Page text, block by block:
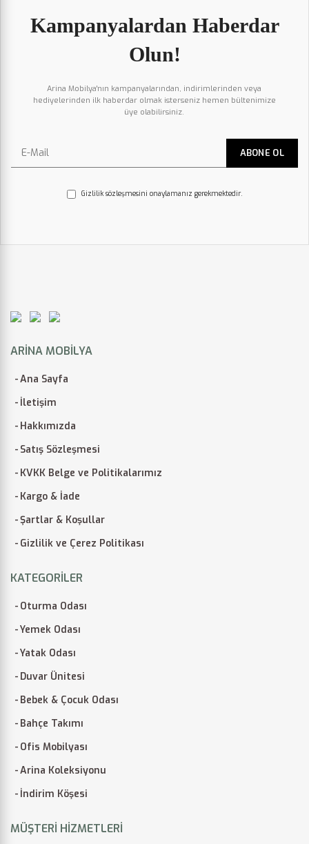
Kampanyalardan Haberdar
Olun!
Arina Mobilya'nın kampanyalarından, indirimlerinden veya
hediyelerinden ilk haberdar olmak isterseniz hemen bültenimize
üye olabilirsiniz.
Gizlilik sözleşmesini onaylamanız gerekmektedir.
ARINA MOBILYA
Ana Sayfa
İletişim
Hakkımızda
Satış Sözleşmesi
KVKK Belge ve Politikalarımız
Kargo & İade
Şartlar & Koşullar
Gizlilik ve Çerez Politikası
KATEGORILER
Oturma Odası
Yemek Odası
Yatak Odası
Duvar Ünitesi
Bebek & Çocuk Odası
Bahçe Takımı
Ofis Mobilyası
Arina Koleksiyonu
İndirim Köşesi
MÜŞTERI HIZMETLERI